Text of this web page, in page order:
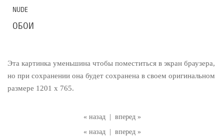
« назад
вперед »
« назад
вперед »
Эта картинка уменьшина чтобы поместиться в экран браузера,
но при сохранении она будет сохранена в своем оригинальном
размере 1201 x 765.
NUDE
ОБОИ